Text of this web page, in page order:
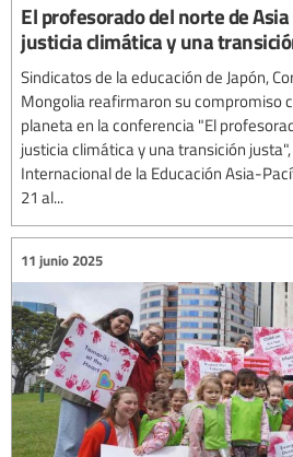
El profesorado del norte de
justicia climática y una
Sindicatos de la educación de Japón,
Mongolia reafirmaron su compromiso
planeta en la conferencia "El
justicia climática y una transición
Internacional de la Educación Asia-
21 al...
11 junio 2025